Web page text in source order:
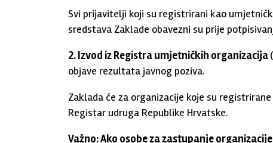
Svi prijavitelji koji su registrirani kao
sredstava Zaklade obavezni su prije
2. Izvod iz Registra umjetničkih organizacija
objave rezultata javnog poziva.
Zaklada će za organizacije koje su
Registar udruga Republike Hrvatske.
Važno: Ako osobe za zastupanje